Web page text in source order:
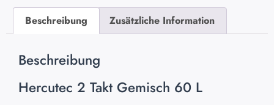
Beschreibung Zusätzliche Information
Beschreibung
Hercutec 2 Takt Gemisch 60 L